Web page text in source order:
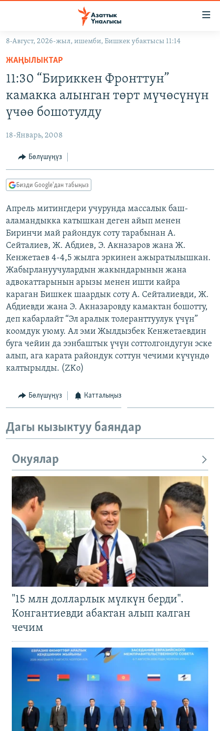
Навигацияга
өтүңүз
салыңыз
КЫРГЫЗСТАН
МАДАНИЯТ
УКРАИНА
ТВ ПРОГРАММАЛАР
БҮГҮН АЗАТТЫКТА
ДАНИСТЕ
ЭЖЕ-СИҢДИЛЕР
АЗАТТЫК+
ЫҢГАЙСЫЗ СУРООЛОР
ПОДКАСТ
ОНЛАЙН ШЕРИНЕ
ЭЕ/АРнун бардык сайттары
8-Август, 2026-жыл, ишемби, Бишкек убактысы 11:14
ЖАҢЫЛЫКТАР
11:30 “Бириккен Фронттун”
камакка алынган төрт мүчөсүнүн
үчөө бошотулду
18-Январь, 2008
Бөлүшүңүз
Бизди Google'дан табыңыз
Апрель митингдери учурунда массалык баш-
аламандыкка катышкан деген айып менен
Биринчи май райондук соту тарабынан А.
Сейталиев, Ж. Абдиев, Э. Акназаров жана Ж.
Кенжетаев 4-4,5 жылга эркинен ажыратылышкан.
Жабырлануучулардын жакындарынын жана
адвокаттарынын арызы менен ишти кайра
караган Бишкек шаардык соту А. Сейталиевди, Ж.
Абдиевди жана Э. Акназаровду камактан бошотту,
деп кабарлайт “Эл аралык толеранттуулук үчүн”
коомдук уюму. Ал эми Жылдызбек Кенжетаевдин
буга чейин да ээнбаштык үчүн соттолгондугун эске
алып, ага карата райондук соттун чечими күчүндө
калтырылды. (ZKo)
Бөлүшүңүз Катталыңыз
Дагы кызыктуу баяндар
Окуялар
"15 млн долларлык мүлкүн берди".
Конгантиевди абактан алып калган
чечим